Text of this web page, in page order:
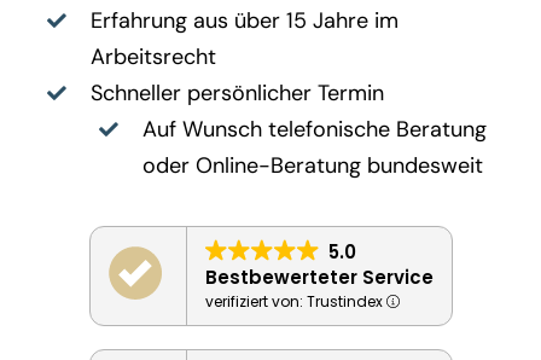
Erfahrung aus über 15 Jahre im
Arbeitsrecht
Schneller persönlicher Termin
Auf Wunsch telefonische Beratung
oder Online-Beratung bundesweit
5.0
Bestbewerteter Service
verifiziert von: Trustindex